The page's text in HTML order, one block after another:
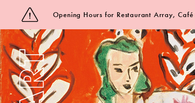
Opening Hours for Restaurant Array,